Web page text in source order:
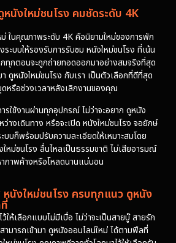
นังใหม่ชนโรง คมชัดระดับ 4K
ในคุณภาพระดับ 4K คือนิยามใหม่ของการพัก
ระบบให้รองรับการรับชม หนังใหม่ชนโรง ที่เน้น
ทุกตอนจะถูกถ่ายทอดออกมาอย่างสมจริงที่สุด
า ดูหนังใหม่ชนโรง กับเรา เป็นตัวเลือกที่ดีที่สุด
หรือช่วงเวลาหลังเลิกงานของคุณ
รใช้งานผ่านทุกอุปกรณ์ ไม่ว่าจะอยาก ดูหนัง
างเดินทาง หรือจะเปิด หนังใหม่ชนโรง จอยักษ์
บบก็พร้อมปรับความละเอียดให้เหมาะสมโดย
หม่ชนโรง ลื่นไหลเป็นธรรมชาติ ไม่เสียอารมณ์
ภาพค้างหรือโหลดนานแน่นอน
นังใหม่ชนโรง ครบทุกแนว ดูหนัง
ให้เลือกแบบไม่มีเบื่อ ไม่ว่าจะเป็นสายบู๊ สายรัก
มารถเข้ามา ดูหนังออนไลน์ใหม่ ได้ตามฟีลที่